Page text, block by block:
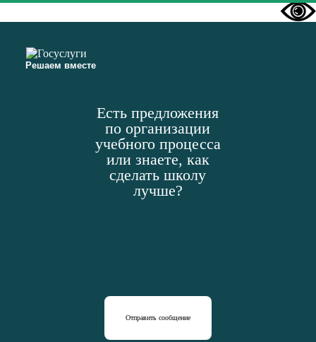
Решаем вместе
Есть предложения
по организации
учебного процесса
или знаете, как
сделать школу
лучше?
Отправить сообщение